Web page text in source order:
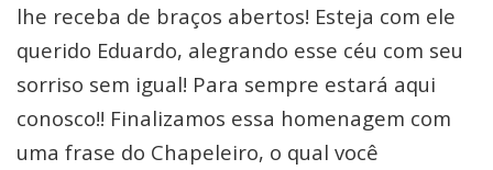
lhe receba de braços abertos! Esteja com ele
querido Eduardo, alegrando esse céu com seu
sorriso sem igual! Para sempre estará aqui
conosco!! Finalizamos essa homenagem com
uma frase do Chapeleiro, o qual você